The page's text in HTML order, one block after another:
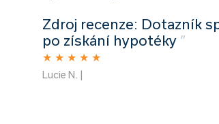
Zdroj recenze: Dotazník
po získání hypotéky ”
★ ★ ★ ★ ★
Lucie N. |